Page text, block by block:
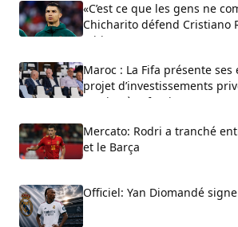
«C’est ce que les gens ne
Chicharito défend Cristiano
critiques sur son arrogance
Maroc : La Fifa présente ses
projet d’investissements
soutien à Infantino
Mercato: Rodri a tranché
et le Barça
Officiel: Yan Diomandé